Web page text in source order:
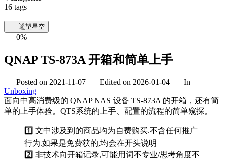
16 tags
遥望星空
0%
QNAP TS-873A 开箱和简单上手
Posted on 2021-11-07 Edited on 2026-01-04
In
Unboxing
面向中高消费级的 QNAP NAS 设备 TS-873A 的开箱，还有简
单的上手体验。QTS系统的上手、配置的流程的简单窥探。
1️⃣ 文中涉及到的商品均为自费购买.不含任何推广
行为.如果是免费获的,均会在开头说明
2️⃣ 非技术向开箱记录,可能用词不专业/思考角度不